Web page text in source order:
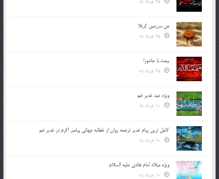
من سرزمین کربلا
بیعت با عاشورا
ویژه عید غدیر خم
کامل ترین پیام غدیر ترجمه روان از خطابه جهانی پیامبر اکرم در غدیر خم
ویژه میلاد امام هادی علیه السلام